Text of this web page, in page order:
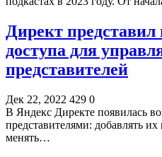
Директ
доступа для
представителей
Дек 22, 2022 429 0
В Яндекс Директе появилась
представителями: добавлять
менять…